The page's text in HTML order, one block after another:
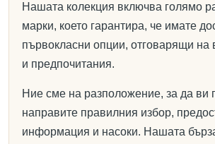
Нашата колекция включва голямо
марки, което гарантира, че имате
първокласни опции, отговарящи
и предпочитания.
Ние сме на разположение, за да ви
направите правилния избор,
информация и насоки. Нашата